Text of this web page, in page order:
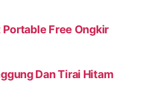
Portable Free Ongkir
Dan Tirai Hitam